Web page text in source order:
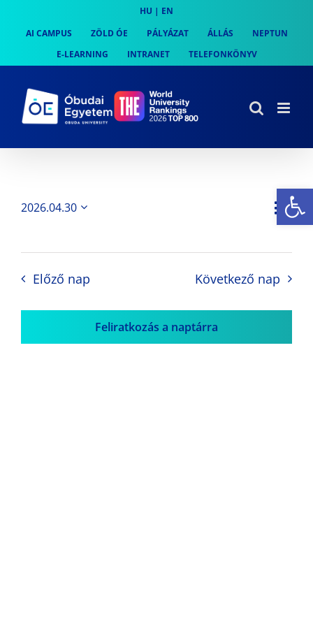
content
HU | EN
AI CAMPUS
ZÖLD ÓE PÁLYÁZAT ÁLLÁS
NEPTUN
E-LEARNING
INTRANET TELEFONKÖNYV
Nap
2026.04.30
Előző nap Következő nap
Feliratkozás a naptárra